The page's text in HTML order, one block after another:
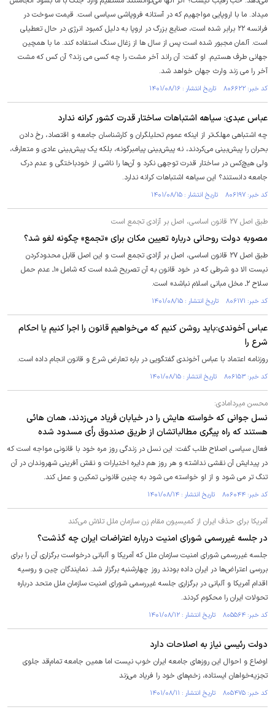
میداد. ما با اروپایی مواجهیم که در آستانه فروپاشی سیاسی است. قیمت سوخت در
فرانسه ۲۲ برابر شده است، صنایع بزرگ در اروپا به دلیل کمبود انرژی در حال تعطیلی
است. آلمان مجبور شده است پس از سال ها از زغال سنگ استفاده کند. ما با همچین
جهانی طرف هستیم. او گفت: آن راند آخر مشت را چه کسی می زند؟ آن کس که مشت
آخر را می زند وارث جهان خواهد شد.
کد خبر: ۸۰۶۶۲۲ تاریخ انتشار : ۱۴۰۱/۰۸/۱۶
عباس عبدی: سیاهه اشتباهات ساختار قدرت کشور کرانه ندارد
چه اشتباهی مهلک‌تر از اینکه عموم تحلیلگران و کارشناسان جامعه و اقتصاد، رخ دادن
بحران را پیش‌بینی می‌کردند، نه پیش‌بینی پیامبرگونه، بلکه یک پیش‌بینی عادی و متعارف،
ولی هیچ‌کس در ساختار قدرت توجهی نکرد و آن‌ها را ناشی از خودباختگی و عدم درک
جامعه دانستند؟ این سیاهه اشتباهات کرانه ندارد.
کد خبر: ۸۰۶۱۹۷ تاریخ انتشار : ۱۴۰۱/۰۸/۱۵
طبق اصل ۲۷ قانون اساسی، اصل بر آزادی تجمع است
مصوبه دولت روحانی درباره تعیین مکان برای «تجمع» چگونه لغو شد؟
طبق اصل ۲۷ قانون اساسی، اصل بر آزادی تجمع است و این اصل قابل محدودکردن
نیست الا دو شرطی که در خود قانون به آن تصریح شده است که شامل «۱ـ عدم حمل
سلاح ۲ـ مخل مبانی اسلام نباشد» است.
کد خبر: ۸۰۶۱۷۱ تاریخ انتشار : ۱۴۰۱/۰۸/۱۵
عباس آخوندی:باید روشن کنیم که می‌خواهیم قانون را اجرا کنیم یا احکام
شرع را
روزنامه اعتماد با عباس آخوندی گفتگویی در باره تعارض شرع و قانون انجام داده است.
کد خبر: ۸۰۶۱۵۳ تاریخ انتشار : ۱۴۰۱/۰۸/۱۵
محسن میردامادی:
نسل جوانی که خواسته هایش را در خیابان فریاد می‌زدند، همان هائی
هستند که راه پیگری مطالباتشان از طریق صندوق رأی مسدود شده
فعال سیاسی اصلاح طلب گفت: این نسل در زندگی روز مره خود با قانونی مواجه است که
در پیدایش آن نقشی نداشته و هر روز هم دایره اختیارات و نقش آفرینی شهروندان در آن
تنگ تر می شود و از او خواسته می شود به چنین قانونی تمکین و عمل کند.
کد خبر: ۸۰۶۰۴۴ تاریخ انتشار : ۱۴۰۱/۰۸/۱۴
آمریکا برای حذف ایران از کمیسیون مقام زن سازمان ملل تلاش می‌کند
در جلسه غیررسمی شورای امنیت درباره اعتراضات ایران چه گذشت؟
جلسه غیررسمی شورای امنیت سازمان ملل که آمریکا و آلبانی درخواست برگزاری آن را برای
بررسی اعتراض‌ها در ایران داده بودند روز چهارشنبه برگزار شد. نمایندگان چین و روسیه
اقدام آمریکا و آلبانی در برگزاری جلسه غیررسمی شورای امنیت سازمان ملل متحد درباره
تحولات ایران را محکوم کردند.
کد خبر: ۸۰۵۵۶۴ تاریخ انتشار : ۱۴۰۱/۰۸/۱۲
دولت رئیسی نیاز به اصلاحات دارد
اوضاع و احوال این روزهای جامعه ایران خوب نیست اما همین جامعه تمام‌قد جلوی
تجزیه‌خواهان ایستاده، زخم‌های خود را فریاد می‌زند
کد خبر: ۸۰۵۴۷۵ تاریخ انتشار : ۱۴۰۱/۰۸/۱۱